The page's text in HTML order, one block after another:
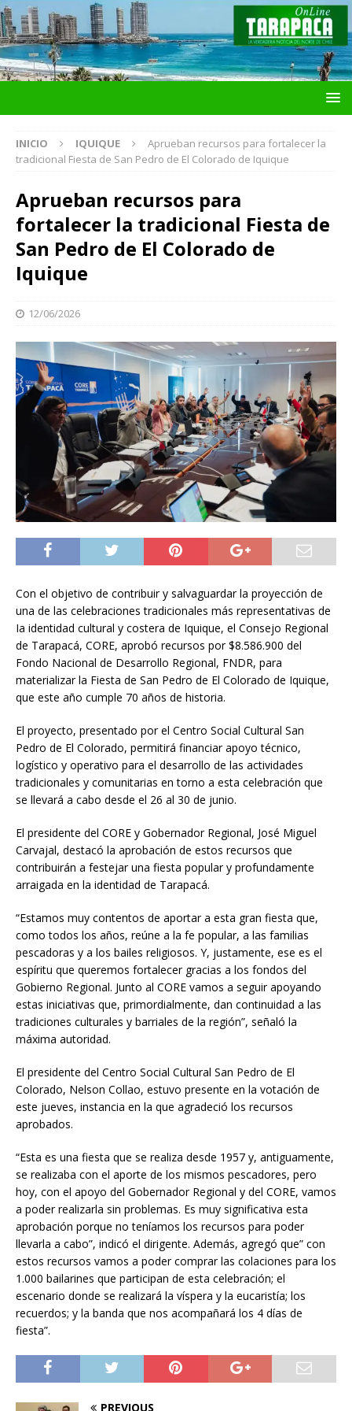
INICIO IQUIQUE
Aprueban recursos para fortalecer la
tradicional Fiesta de San Pedro de El Colorado de Iquique
Aprueban recursos para
fortalecer la tradicional Fiesta de
San Pedro de El Colorado de
Iquique
12/06/2026
Con el objetivo de contribuir y salvaguardar la proyección de
una de las celebraciones tradicionales más representativas de
Ia identidad cultural y costera de Iquique, el Consejo Regional
de Tarapacá, CORE, aprobó recursos por $8.586.900 del
Fondo Nacional de Desarrollo Regional, FNDR, para
materializar la Fiesta de San Pedro de El Colorado de Iquique,
que este año cumple 70 años de historia.
El proyecto, presentado por el Centro Social Cultural San
Pedro de El Colorado, permitirá financiar apoyo técnico,
logístico y operativo para el desarrollo de las actividades
tradicionales y comunitarias en torno a esta celebración que
se llevará a cabo desde el 26 al 30 de junio.
El presidente del CORE y Gobernador Regional, José Miguel
Carvajal, destacó la aprobación de estos recursos que
contribuirán a festejar una fiesta popular y profundamente
arraigada en la identidad de Tarapacá.
“Estamos muy contentos de aportar a esta gran fiesta que,
como todos los años, reúne a la fe popular, a las familias
pescadoras y a los bailes religiosos. Y, justamente, ese es el
espíritu que queremos fortalecer gracias a los fondos del
Gobierno Regional. Junto al CORE vamos a seguir apoyando
estas iniciativas que, primordialmente, dan continuidad a las
tradiciones culturales y barriales de la región”, señaló la
máxima autoridad.
El presidente del Centro Social Cultural San Pedro de El
Colorado, Nelson Collao, estuvo presente en la votación de
este jueves, instancia en la que agradeció los recursos
aprobados.
“Esta es una fiesta que se realiza desde 1957 y, antiguamente,
se realizaba con el aporte de los mismos pescadores, pero
hoy, con el apoyo del Gobernador Regional y del CORE, vamos
a poder realizarla sin problemas. Es muy significativa esta
aprobación porque no teníamos los recursos para poder
llevarla a cabo”, indicó el dirigente. Además, agregó que” con
estos recursos vamos a poder comprar las colaciones para los
1.000 bailarines que participan de esta celebración; el
escenario donde se realizará la víspera y la eucaristía; los
recuerdos; y la banda que nos acompañará los 4 días de
fiesta”.
PREVIOUS